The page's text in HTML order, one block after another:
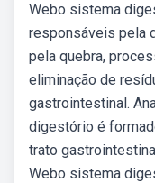
Webo sistema
responsáveis pela
pela quebra,
eliminação de
gastrointestinal.
digestório é
trato
Webo sistema